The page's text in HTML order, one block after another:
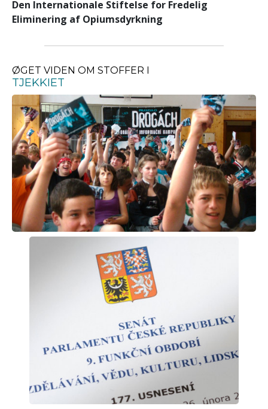
Den Internationale Stiftelse for Fredelig
Eliminering af Opiumsdyrkning
ØGET VIDEN OM STOFFER I
TJEKKIET